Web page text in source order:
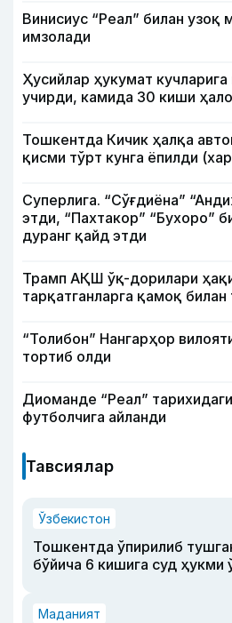
Винисиус “Реал” билан
имзолади
Ҳусийлар ҳукумат
учирди, камида 30 киши
Тошкентда Кичик ҳалқа
қисми тўрт кунга ёпилди
Суперлига. “Сўғдиёна”
этди, “Пахтакор” “Бухоро”
дуранг қайд этди
Трамп АҚШ ўқ-дорилари
тарқатганларга қамоқ
“Толибон” Нангарҳор
тортиб олди
Диоманде “Реал”
футболчига айланди
Тавсиялар
Ўзбекистон
Тошкентда ўпирилиб
бўйича 6 кишига суд ҳукми
Маданият